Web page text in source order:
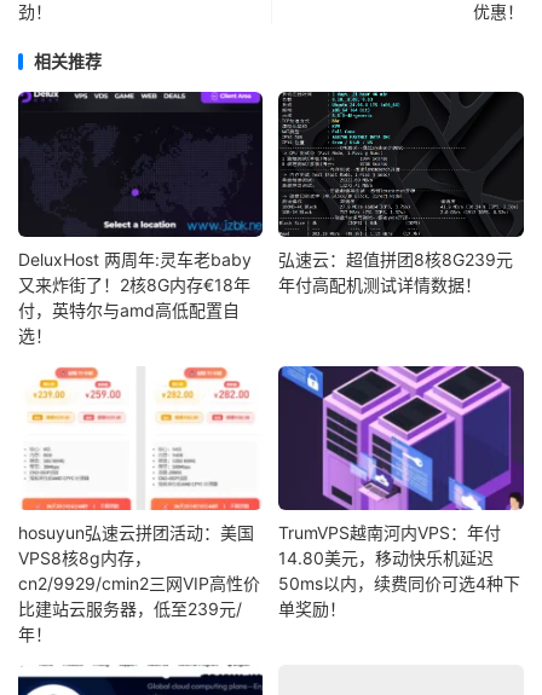
劲！
优惠！
相关推荐
DeluxHost 两周年:灵车老baby
又来炸街了！2核8G内存€18年
付，英特尔与amd高低配置自
选！
弘速云：超值拼团8核8G239元
年付高配机测试详情数据！
hosuyun弘速云拼团活动：美国
VPS8核8g内存，
cn2/9929/cmin2三网VIP高性价
比建站云服务器，低至239元/
年！
TrumVPS越南河内VPS：年付
14.80美元，移动快乐机延迟
50ms以内，续费同价可选4种下
单奖励！